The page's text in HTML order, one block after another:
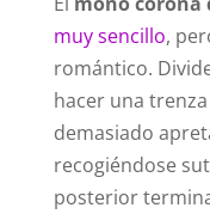
muy sencillo,
romántico.
hacer una
demasiado
recogiéndose
posterior